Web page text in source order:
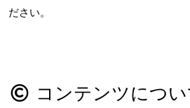
ださい。
コンテンツについ